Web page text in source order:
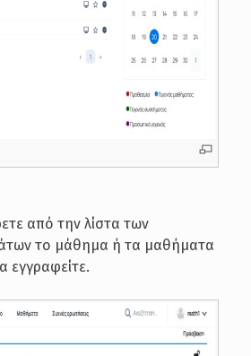
από την λίστα των
το μάθημα ή τα μαθήματα
εγγραφείτε.